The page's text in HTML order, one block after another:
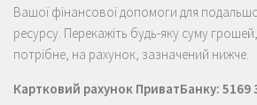
Вашої фінансової допомоги для
ресурсу. Перекажіть будь-яку суму
потрібне, на рахунок, зазначений нижче.
Картковий рахунок ПриватБанку: 5169